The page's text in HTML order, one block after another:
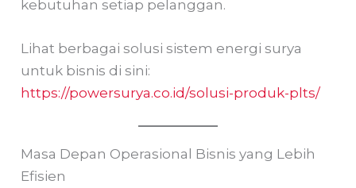
kebutuhan setiap pelanggan.
Lihat berbagai solusi sistem energi surya
untuk bisnis di sini:
https://powersurya.co.id/solusi-produk-plts/
Masa Depan Operasional Bisnis yang Lebih
Efisien